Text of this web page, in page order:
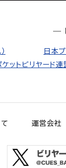
―
日本
ットビリヤード連
運営会社